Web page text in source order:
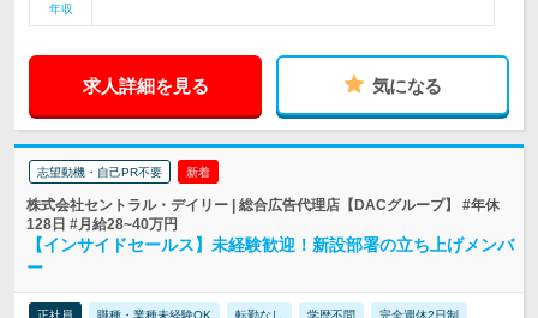
年収
求人詳細を見る 気になる
志望動機・自己PR不要 新着
株式会社セントラル・デイリー | 総合広告代理店【DACグループ】 #年休
128日 #月給28~40万円
【インサイドセールス】未経験歓迎！新設部署の立ち上げメンバ
ー
正社員 職種・業種未経験OK 転勤なし 学歴不問 完全週休2日制